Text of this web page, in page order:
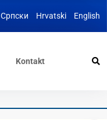
Српски Hrvatski English
Kontakt